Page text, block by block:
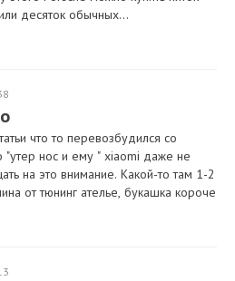
десяток обычных...
что то перевозбудился со
"утер нос и ему " xiaomi даже не
на это внимание. Какой-то там 1-2
от тюнинг ателье, букашка короче